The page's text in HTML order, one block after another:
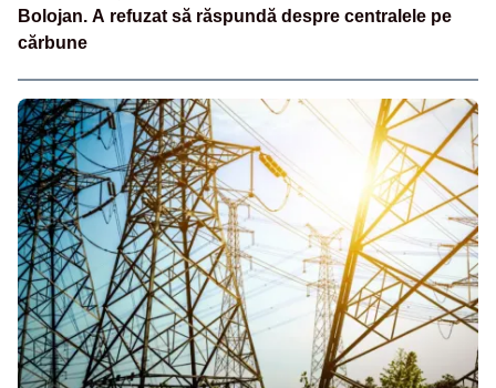
Bolojan. A refuzat să răspundă despre centralele pe
cărbune